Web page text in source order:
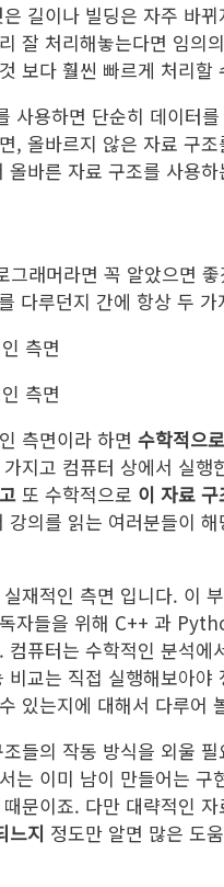
길이나 빌딩은 자주 바
잘 처리해놓는다면 임의
보다 훨씬 빠르게 처리할
사용하면 단순히 데이터
, 올바르지 않은 자료 구
올바른 자료 구조를 사용
그래머라면 꼭 알았으면
다루던지 간에 항상 두
측면
측면
측면이라 하면 수학적으로
지고 컴퓨터 상에서 실
또 수학적으로 이 자료
강의를 읽는 여러분들이
재적인 측면 입니다. 이
자들을 위해 C++ 과
퓨터는 수학적인 분석
교는 직접 실행해보아
있는지에 대해서 다루어
들의 작동 방식을 외울
는 이미 남이 만들어는
문이죠. 다만 대략적인
느지 정도만 알면 많은 도